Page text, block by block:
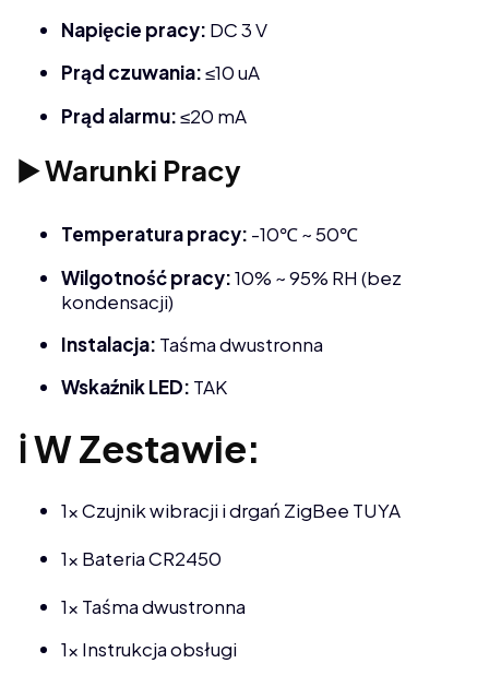
Napięcie pracy: DC 3 V
Prąd czuwania:≤10 uA
Prąd alarmu:≤20 mA
▶️ Warunki Pracy
Temperatura pracy: -10℃ ~ 50℃
Wilgotność pracy:10% ~ 95% RH (bez
kondensacji)
Instalacja: Taśma dwustronna
Wskaźnik LED: TAK
ℹ️ W Zestawie:
1x Czujnik wibracji i drgań ZigBee TUYA
1x Bateria CR2450
1x Taśma dwustronna
1x Instrukcja obsługi